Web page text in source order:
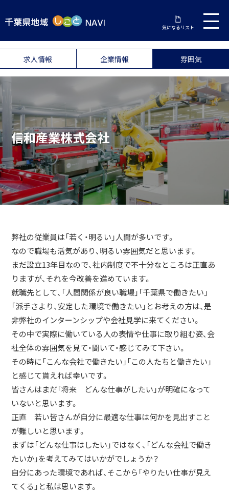
気になるリスト
求人情報 企業情報 雰囲気
信和産業株式会社
弊社の従業員は「若く・明るい」人間が多いです。
なので職場も活気があり、明るい雰囲気だと思います。
まだ設立13年目なので、社内制度で不十分なところは正直あ
りますが、それを今改善を進めています。
就職先として、「人間関係が良い職場」「千葉県で働きたい」
「派手さより、安定した環境で働きたい」とお考えの方は、是
非弊社のインターンシップや会社見学に来てください。
その中で実際に働いている人の表情や仕事に取り組む姿、会
社全体の雰囲気を見て・聞いて・感じてみて下さい。
その時に「こんな会社で働きたい」「この人たちと働きたい」
と感じて貰えれば幸いです。
皆さんはまだ「将来 どんな仕事がしたい」が明確になって
いないと思います。
正直 若い皆さんが自分に最適な仕事は何かを見出すこと
が難しいと思います。
まずは「どんな仕事はしたい」ではなく、「どんな会社で働き
たいか」を考えてみてはいかがでしょうか？
自分にあった環境であれば、そこから「やりたい仕事が見え
てくる」と私は思います。